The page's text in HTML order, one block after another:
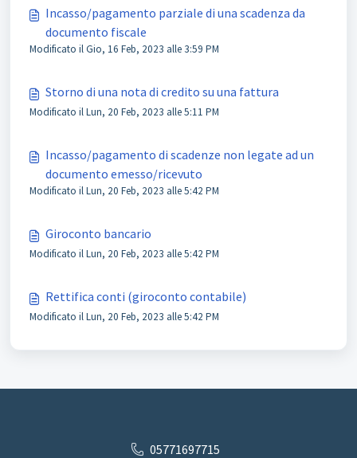
Incasso/pagamento parziale di una scadenza da
documento fiscale
Modificato il Gio, 16 Feb, 2023 alle 3:59 PM
Storno di una nota di credito su una fattura
Modificato il Lun, 20 Feb, 2023 alle 5:11 PM
Incasso/pagamento di scadenze non legate ad un
documento emesso/ricevuto
Modificato il Lun, 20 Feb, 2023 alle 5:42 PM
Giroconto bancario
Modificato il Lun, 20 Feb, 2023 alle 5:42 PM
Rettifica conti (giroconto contabile)
Modificato il Lun, 20 Feb, 2023 alle 5:42 PM
05771697715